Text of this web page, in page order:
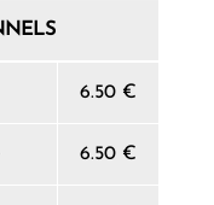
6.50 €
6.50 €